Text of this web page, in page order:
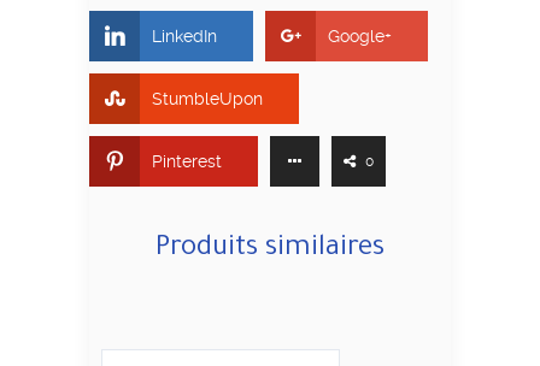
LinkedIn Google+
StumbleUpon
Pinterest 0
Produits similaires